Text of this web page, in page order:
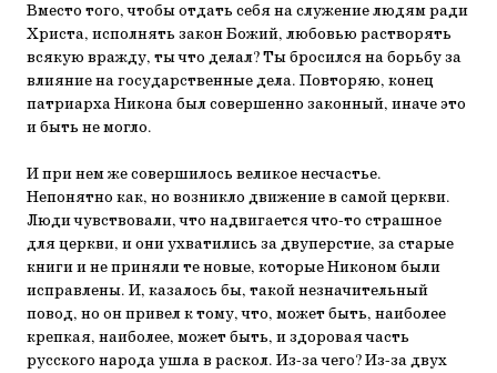
Вместо того, чтобы отдать себя на служение людям ради
Христа, исполнять закон Божий, любовью растворять
всякую вражду, ты что делал? Ты бросился на борьбу за
влияние на государственные дела. Повторяю, конец
патриарха Никона был совершенно законный, иначе это
и быть не могло.
И при нем же совершилось великое несчастье.
Непонятно как, но возникло движение в самой церкви.
Люди чувствовали, что надвигается что-то страшное
для церкви, и они ухватились за двуперстие, за старые
книги и не приняли те новые, которые Никоном были
исправлены. И, казалось бы, такой незначительный
повод, но он привел к тому, что, может быть, наиболее
крепкая, наиболее, может быть, и здоровая часть
русского народа ушла в раскол. Из-за чего? Из-за двух